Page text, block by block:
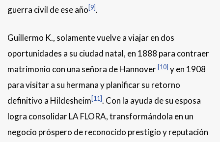
guerra civil de ese año[9].
Guillermo K., solamente vuelve a viajar en dos
oportunidades a su ciudad natal, en 1888 para contraer
matrimonio con una señora de Hannover [10] y en 1908
para visitar a su hermana y planificar su retorno
definitivo a Hildesheim[11]. Con la ayuda de su esposa
logra consolidar LA FLORA,transformándola en un
negocio próspero de reconocido prestigio y reputación